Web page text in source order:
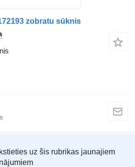
zobratu sūknis
uz šis rubrikas jaunajiem